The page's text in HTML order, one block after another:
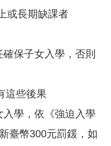
或長期缺課者
保子女入學，否則
這些後果
學，依《強迫入學
臺幣300元罰鍰，如